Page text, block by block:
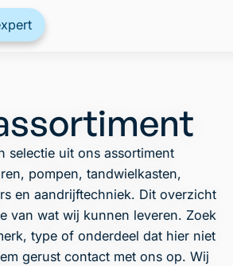
selectie uit ons assortiment
pompen, tandwielkasten,
en aandrijftechniek. Dit overzicht
van wat wij kunnen leveren. Zoek
type of onderdeel dat hier niet
gerust contact met ons op. Wij